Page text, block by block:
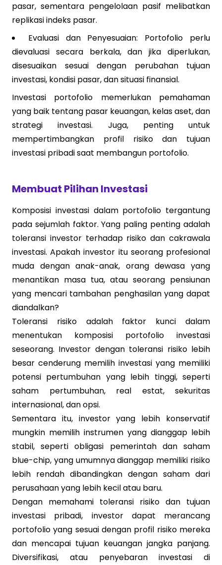
pasar, sementara pengelolaan pasif melibatkan
replikasi indeks pasar.
Evaluasi dan Penyesuaian: Portofolio perlu
dievaluasi secara berkala, dan jika diperlukan,
disesuaikan sesuai dengan perubahan tujuan
investasi, kondisi pasar, dan situasi finansial.
Investasi portofolio memerlukan pemahaman
yang baik tentang pasar keuangan, kelas aset, dan
strategi investasi. Juga, penting untuk
mempertimbangkan profil risiko dan tujuan
investasi pribadi saat membangun portofolio.
Membuat Pilihan Investasi
Komposisi investasi dalam portofolio tergantung
pada sejumlah faktor. Yang paling penting adalah
toleransi investor terhadap risiko dan cakrawala
investasi. Apakah investor itu seorang profesional
muda dengan anak-anak, orang dewasa yang
menantikan masa tua, atau seorang pensiunan
yang mencari tambahan penghasilan yang dapat
diandalkan?
Toleransi risiko adalah faktor kunci dalam
menentukan komposisi portofolio investasi
seseorang. Investor dengan toleransi risiko lebih
besar cenderung memilih investasi yang memiliki
potensi pertumbuhan yang lebih tinggi, seperti
saham pertumbuhan, real estat, sekuritas
internasional, dan opsi.
Sementara itu, investor yang lebih konservatif
mungkin memilih instrumen yang dianggap lebih
stabil, seperti obligasi pemerintah dan saham
blue-chip, yang umumnya dianggap memiliki risiko
lebih rendah dibandingkan dengan saham dari
perusahaan yang lebih kecil atau baru.
Dengan memahami toleransi risiko dan tujuan
investasi pribadi, investor dapat merancang
portofolio yang sesuai dengan profil risiko mereka
dan mencapai tujuan keuangan jangka panjang.
Diversifikasi, atau penyebaran investasi di